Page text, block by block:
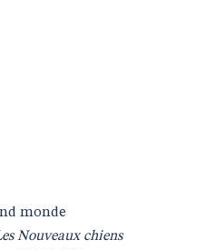
monde
Nouveaux chiens